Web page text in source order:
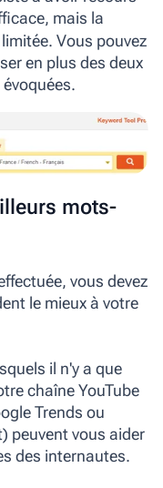
mais la
Vous pouvez
en plus des deux
mots-
vous devez
le mieux à votre
il n'y a que
chaîne YouTube
Trends ou
peuvent vous aider
des internautes.